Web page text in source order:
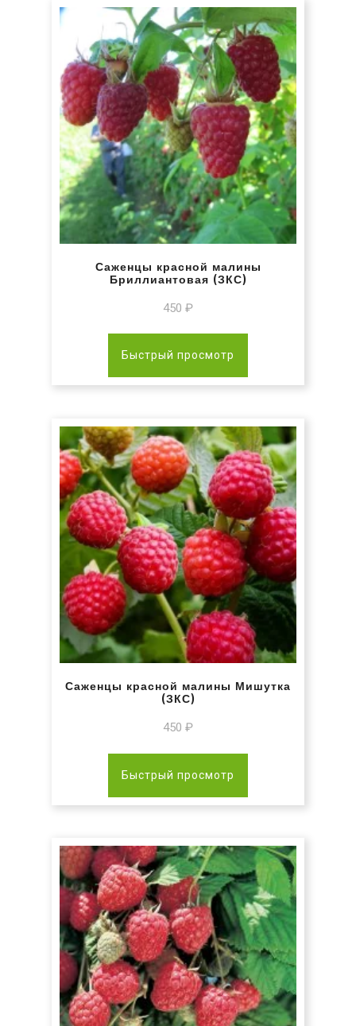
Саженцы красной малины
Бриллиантовая (ЗКС)
450 ₽
Быстрый просмотр
Саженцы красной малины Мишутка
(ЗКС)
450 ₽
Быстрый просмотр